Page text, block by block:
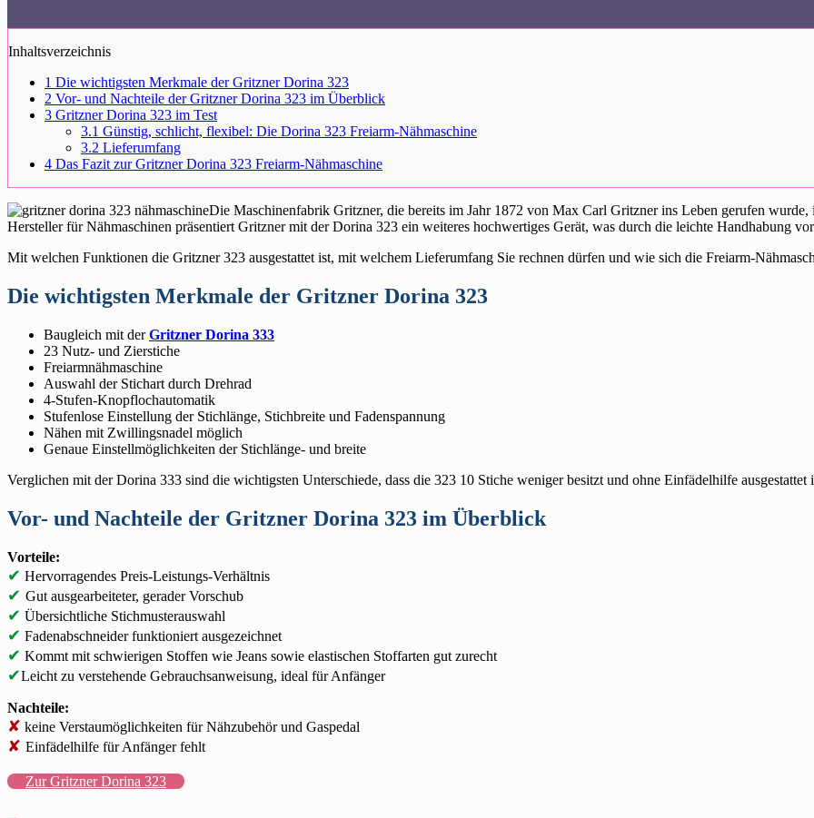
Inhaltsverzeichnis
1 Die wichtigsten Merkmale der Gritzner Dorina 323
2 Vor- und Nachteile der Gritzner Dorina 323 im Überblick
3 Gritzner Dorina 323 im Test
3.1 Günstig, schlicht, flexibel: Die Dorina 323 Freiarm-Nähmaschine
3.2 Lieferumfang
4 Das Fazit zur Gritzner Dorina 323 Freiarm-Nähmaschine
Die Maschinenfabrik Gritzner, die bereits im Jahr 1872 von Max Carl Gritzner ins Leben gerufen
Hersteller für Nähmaschinen präsentiert Gritzner mit der Dorina 323 ein weiteres hochwertiges Gerät, was durch die leichte Handhabung
Mit welchen Funktionen die Gritzner 323 ausgestattet ist, mit welchem Lieferumfang Sie rechnen dürfen und wie sich die Freiarm-
Die wichtigsten Merkmale der Gritzner Dorina 323
Baugleich mit derGritzner Dorina 333
23 Nutz- und Zierstiche
Freiarmnähmaschine
Auswahl der Stichart durch Drehrad
4-Stufen-Knopflochautomatik
Stufenlose Einstellung der Stichlänge, Stichbreite und Fadenspannung
Nähen mit Zwillingsnadel möglich
Genaue Einstellmöglichkeiten der Stichlänge- und breite
Verglichen mit der Dorina 333 sind die wichtigsten Unterschiede, dass die 323 10 Stiche weniger besitzt und ohne Einfädelhilfe ausgestattet
Vor- und Nachteile der Gritzner Dorina 323 im Überblick
Vorteile:
✔ Hervorragendes Preis-Leistungs-Verhältnis
✔ Gut ausgearbeiteter, gerader Vorschub
✔ Übersichtliche Stichmusterauswahl
✔ Fadenabschneider funktioniert ausgezeichnet
✔ Kommt mit schwierigen Stoffen wie Jeans sowie elastischen Stoffarten gut zurecht
✔Leicht zu verstehende Gebrauchsanweisung, ideal für Anfänger
Nachteile:
✘ keine Verstaumöglichkeiten für Nähzubehör und Gaspedal
✘ Einfädelhilfe für Anfänger fehlt
Zur Gritzner Dorina 323